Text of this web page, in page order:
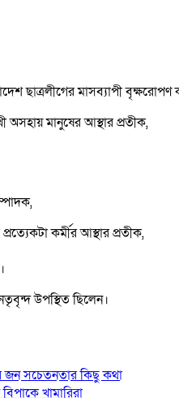
ছাত্রলীগের মাসব্যাপী
অসহায় মানুষের আস্থার প্রতীক,
কর্মীর আস্থার প্রতীক,
উপস্থিত ছিলেন।
জন সচেতনতার কিছু কথা
খামারিরা